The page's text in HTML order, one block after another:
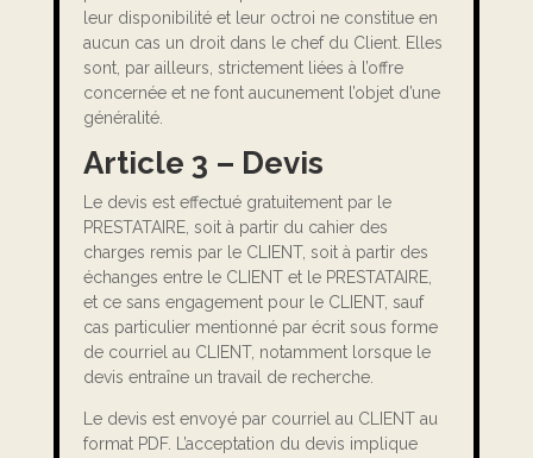
leur disponibilité et leur octroi ne constitue en
aucun cas un droit dans le chef du Client. Elles
sont, par ailleurs, strictement liées à l’offre
concernée et ne font aucunement l’objet d’une
généralité.
Article 3 – Devis
Le devis est effectué gratuitement par le
PRESTATAIRE, soit à partir du cahier des
charges remis par le CLIENT, soit à partir des
échanges entre le CLIENT et le PRESTATAIRE,
et ce sans engagement pour le CLIENT, sauf
cas particulier mentionné par écrit sous forme
de courriel au CLIENT, notamment lorsque le
devis entraîne un travail de recherche.
Le devis est envoyé par courriel au CLIENT au
format PDF. L’acceptation du devis implique